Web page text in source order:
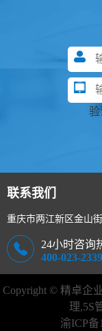
验
联系我们
重庆市两江新区金山
24小时咨询
400-023-2339
Copyright © 精卓企
理,5S
渝ICP备